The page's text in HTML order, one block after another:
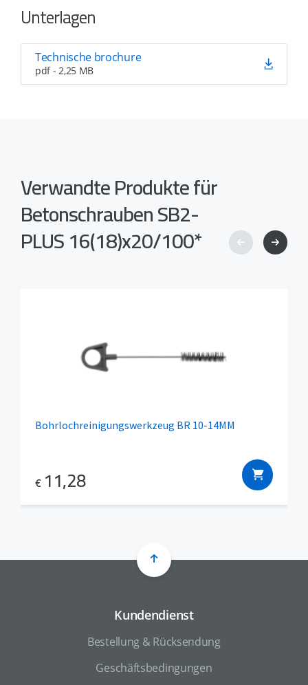
Unterlagen
Technische brochure
pdf - 2,25 MB
Verwandte Produkte für
Betonschrauben SB2-
PLUS 16(18)x20/100*
Bohrlochreinigungswerkzeug BR 10-14MM
€ 11,28
Kundendienst
Bestellung & Rücksendung
Geschäftsbedingungen